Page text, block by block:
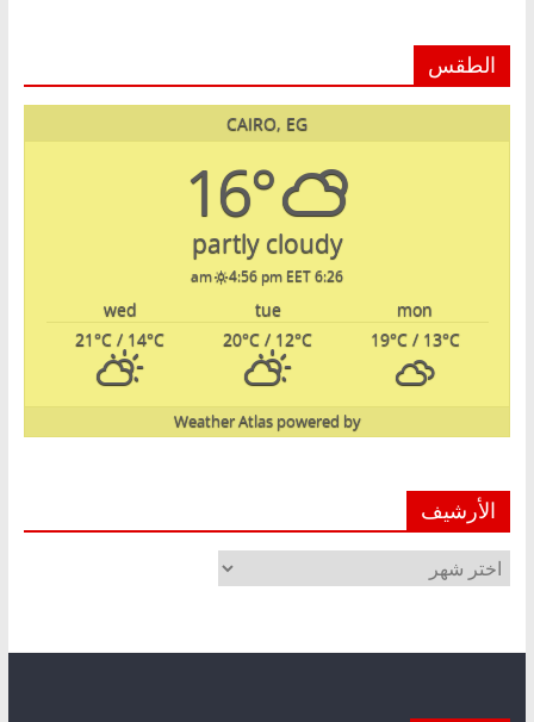
الطقس
CAIRO, EG
16°
partly cloudy
6:26 am
4:56 pm EET
mon
tue
wed
19°C/ 13°C
20°C / 12°C
21°C / 14°C
powered by
Weather Atlas
الأرشيف
الأرشيف